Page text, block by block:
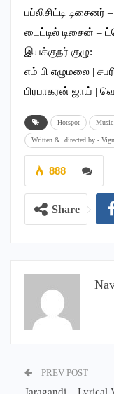
பப்லிசிட்டி
டைட்டில் டிசைன் –
இயக்குநர் குழு:
எம் பி எழுமலை |
பிரபாகரன் ஜாய் |
Hotspot Music
Written & directed by -
888
Share
PREV POST